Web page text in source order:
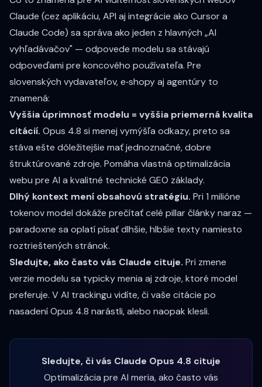
Claude (cez aplikáciu, API aj integrácie ako Cursor a
Claude Code) sa správa ako jeden z hlavných „AI
vyhľadávačov" — odpovede modelu sa stávajú
odpoveďami pre koncového používateľa. Pre
slovenských vydavateľov, e‑shopy aj agentúry to
znamená:
Vyššia úprimnosť modelu = vyššia priemerná kvalita
citácií. Opus 4.8 si menej vymýšľa odkazy, preto sa
stáva ešte dôležitejšie mať jednoznačné, dobre
štruktúrované zdroje. Pomáha vlastná optimalizácia
webu pre AI a kvalitné technické GEO základy.
Dlhý kontext mení obsahovú stratégiu. Pri 1 milióne
tokenov model dokáže prečítať celé pillar články naraz —
paradoxne sa oplatí písať dlhšie, hlbšie texty namiesto
roztrieštených stránok.
Sledujte, ako často vás Claude cituje. Pri zmene
verzie modelu sa typicky menia aj zdroje, ktoré model
preferuje. VAI trackingu vidíte, či vaše citácie po
nasadení Opus 4.8 narástli, alebo naopak klesli.
Sledujte, či vás Claude Opus 4.8 cituje
Optimalizácia pre AI meria, ako často vás